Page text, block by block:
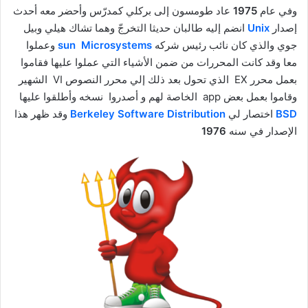
وفي عام 1975 عاد طومسون إلى بركلي كمدرّس وأحضر معه أحدث
إصدار Unix انضم إليه طالبان حديثا التخرجّ وهما تشاك هيلي وبيل
جوي والذي كان نائب رئيس شركه sun Microsystems وعملوا
معا وقد كانت المحررات من ضمن الأشياء التي عملوا عليها فقاموا
بعمل محرر EX الذي تحول بعد ذلك إلي محرر النصوص VI الشهير
وقاموا بعمل بعض app الخاصة لهم و أصدروا نسخه وأطلقوا عليها
BSD اختصار لي Berkeley Software Distribution وقد ظهر هذا
الإصدار في سنه 1976